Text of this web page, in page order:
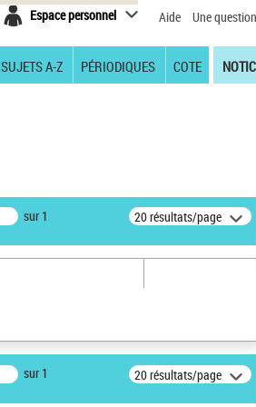
Espace personnel Aide Une
SUJETS A-Z PÉRIODIQUES COTE
sur 1
20 résultats/page
sur 1 20 résultats/page